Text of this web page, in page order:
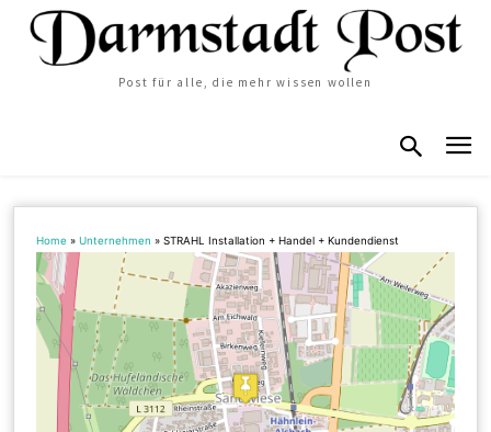
Post für alle, die mehr wissen wollen
Home »Unternehmen »STRAHL Installation + Handel + Kundendienst